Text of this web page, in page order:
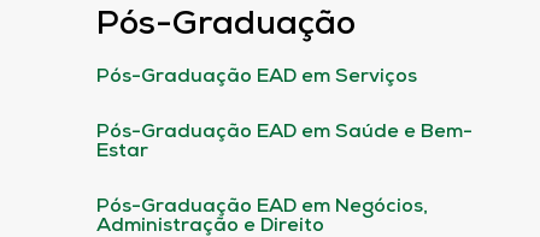
Pós-Graduação
Pós-Graduação EAD em Serviços
Pós-Graduação EAD em Saúde e Bem-
Estar
Pós-Graduação EAD em Negócios,
Administração e Direito